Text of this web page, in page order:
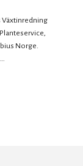
Växtinredning
Norge.